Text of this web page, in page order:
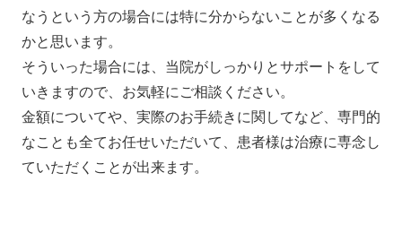
なうという方の場合には特に分からないことが多くなる
かと思います。
そういった場合には、当院がしっかりとサポートをして
いきますので、お気軽にご相談ください。
金額についてや、実際のお手続きに関してなど、専門的
なことも全てお任せいただいて、患者様は治療に専念し
ていただくことが出来ます。